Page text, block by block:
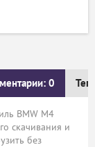
0
BMW M4
скачивания и
без